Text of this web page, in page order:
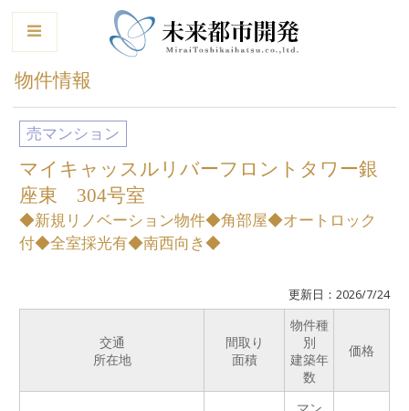
物件情報
売マンション
マイキャッスルリバーフロントタワー銀
座東 304号室
◆新規リノベーション物件◆角部屋◆オートロック
付◆全室採光有◆南西向き◆
更新日：2026/7/24
交通
所在地
間取り
面積
物件種
別
建築年
数
価格
マン